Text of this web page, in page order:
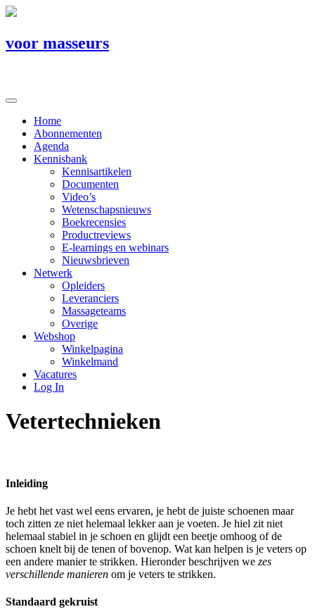
voor masseurs
Home
Abonnementen
Agenda
Kennisbank
Kennisartikelen
Documenten
Video’s
Wetenschapsnieuws
Boekrecensies
Productreviews
E-learnings en webinars
Nieuwsbrieven
Netwerk
Opleiders
Leveranciers
Massageteams
Overige
Webshop
Winkelpagina
Winkelmand
Vacatures
Log In
Vetertechnieken
Inleiding
Je hebt het vast wel eens ervaren, je hebt de juiste schoenen maar
toch zitten ze niet helemaal lekker aan je voeten. Je hiel zit niet
helemaal stabiel in je schoen en glijdt een beetje omhoog of de
schoen knelt bij de tenen of bovenop. Wat kan helpen is je veters op
een andere manier te strikken. Hieronder beschrijven we zes
verschillende manieren om je veters te strikken.
Standaard gekruist